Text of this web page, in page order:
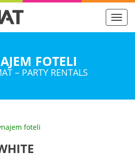
FOTELI
– PARTY RENTALS
foteli